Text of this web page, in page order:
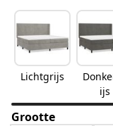
Lichtgrijs
ijs
Grootte